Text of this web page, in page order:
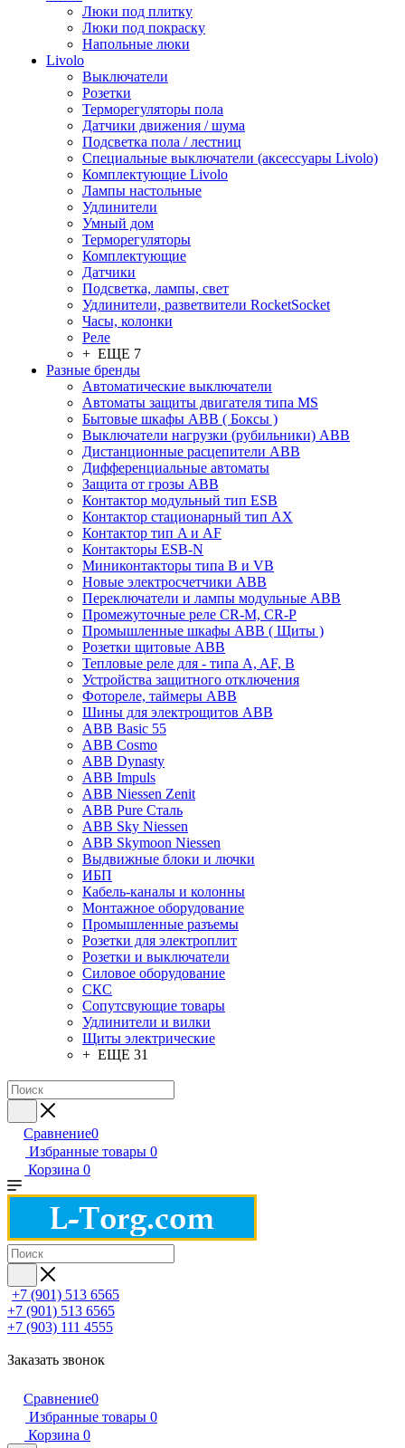
Люки под плитку
Люки под покраску
Напольные люки
Livolo
Выключатели
Розетки
Терморегуляторы пола
Датчики движения / шума
Подсветка пола / лестниц
Специальные выключатели (аксессуары Livolo)
Комплектующие Livolo
Лампы настольные
Удлинители
Умный дом
Терморегуляторы
Комплектующие
Датчики
Подсветка, лампы, свет
Удлинители, разветвители RocketSocket
Часы, колонки
Реле
+ ЕЩЕ 7
Разные бренды
Автоматические выключатели
Автоматы защиты двигателя типа MS
Бытовые шкафы ABB ( Боксы )
Выключатели нагрузки (рубильники) ABB
Дистанционные расцепители ABB
Дифференциальные автоматы
Защита от грозы ABB
Контактор модульный тип ESB
Контактор стационарный тип AX
Контактор тип A и AF
Контакторы ESB-N
Миниконтакторы типа B и VB
Новые электросчетчики ABB
Переключатели и лампы модульные ABB
Промежуточные реле CR-M, CR-P
Промышленные шкафы ABB ( Щиты )
Розетки щитовые ABB
Тепловые реле для - типа A, AF, B
Устройства защитного отключения
Фотореле, таймеры ABB
Шины для электрощитов АВВ
ABB Basic 55
ABB Cosmo
ABB Dynasty
ABB Impuls
ABB Niessen Zenit
ABB Pure Сталь
ABB Sky Niessen
ABB Skymoon Niessen
Выдвижные блоки и лючки
ИБП
Кабель-каналы и колонны
Монтажное оборудование
Промышленные разъемы
Розетки для электроплит
Розетки и выключатели
Силовое оборудование
СКС
Сопутсвующие товары
Удлинители и вилки
Щиты электрические
+ ЕЩЕ 31
Сравнение0
Избранные товары 0
Корзина 0
+7 (901) 513 6565
+7 (901) 513 6565
+7 (903) 111 4555
Заказать звонок
Сравнение0
Избранные товары 0
Корзина 0